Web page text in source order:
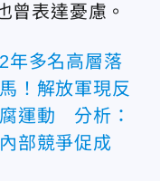
曾表達憂慮。
2年多名高層落
馬！解放軍現反
腐運動 分析：
內部競爭促成